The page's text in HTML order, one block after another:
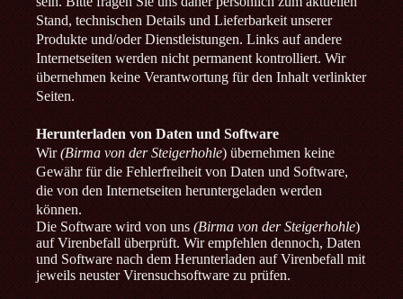
Stand, technischen Details und Lieferbarkeit unserer
Produkte und/oder Dienstleistungen. Links auf andere
Internetseiten werden nicht permanent kontrolliert. Wir
übernehmen keine Verantwortung für den Inhalt verlinkter
Seiten.
Herunterladen von Daten und Software
Wir(Birma von der Steigerhohle) übernehmen keine
Gewähr für die Fehlerfreiheit von Daten und Software,
die von den Internetseiten heruntergeladen werden
können.
Die Software wird von uns(Birma von der Steigerhohle)
auf Virenbefall überprüft. Wir empfehlen dennoch, Daten
und Software nach dem Herunterladen auf Virenbefall mit
jeweils neuster Virensuchsoftware zu prüfen.